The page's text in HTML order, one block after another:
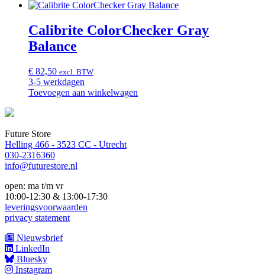
Calibrite ColorChecker Gray
Balance
€ 82,50 excl. BTW
3-5 werkdagen
Toevoegen aan winkelwagen
Future Store
Helling 466 - 3523 CC - Utrecht
030-2316360
info@futurestore.nl
open: ma t/m vr
10:00-12:30 & 13:00-17:30
leveringsvoorwaarden
privacy statement
Nieuwsbrief
LinkedIn
Bluesky
Instagram